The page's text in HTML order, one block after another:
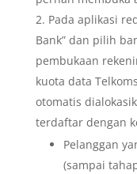
Pada aplikasi
Bank” dan pilih
pembukaan
kuota data
otomatis
terdaftar dengan
Pelanggan
(sampai